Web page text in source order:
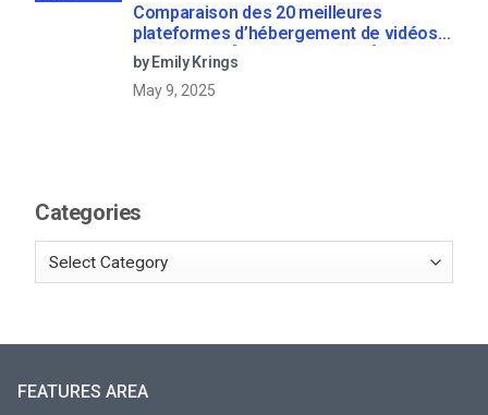
Comparaison des 20 meilleures
plateformes d’hébergement de vidéos
by Emily Krings
May 9, 2025
Categories
FEATURES AREA